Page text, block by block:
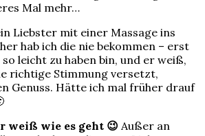
Mal mehr…
Liebster mit einer Massage ins
hab ich die nie bekommen – erst
leicht zu haben bin, und er weiß,
richtige Stimmung versetzt,
Genuss. Hätte ich mal früher drauf
weiß wie es geht 😉 Außer an